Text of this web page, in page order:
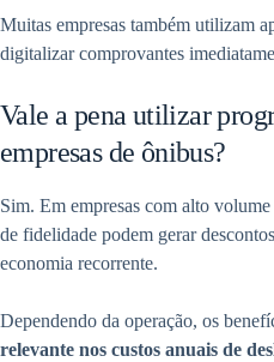
Muitas empresas também utilizam
digitalizar comprovantes
Vale a pena utilizar
empresas de ônibus?
Sim. Em empresas com alto
de fidelidade podem gerar
economia recorrente.
Dependendo da operação, os
relevante nos custos anuais de